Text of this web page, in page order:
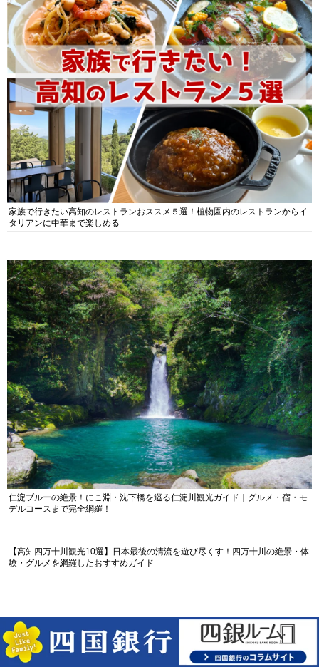
家族で行きたい高知のレストランおススメ５選！植物園内のレストランからイ
タリアンに中華まで楽しめる
仁淀ブルーの絶景！にこ淵・沈下橋を巡る仁淀川観光ガイド｜グルメ・宿・モ
デルコースまで完全網羅！
【高知四万十川観光10選】日本最後の清流を遊び尽くす！四万十川の絶景・体
験・グルメを網羅したおすすめガイド
エリアから探す